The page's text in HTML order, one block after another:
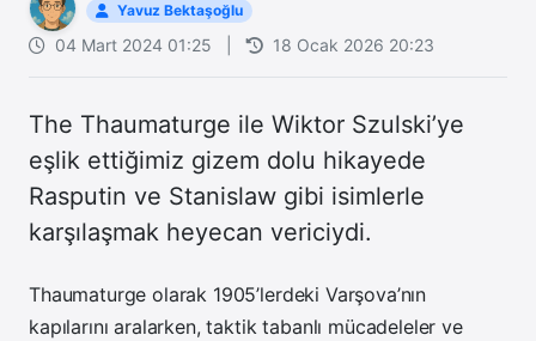
Yavuz Bektaşoğlu
04 Mart 2024 01:25 18 Ocak 2026 20:23
The Thaumaturge ile Wiktor Szulski’ye
eşlik ettiğimiz gizem dolu hikayede
Rasputin ve Stanislaw gibi isimlerle
karşılaşmak heyecan vericiydi.
Thaumaturge olarak 1905’lerdeki Varşova’nın
kapılarını aralarken, taktik tabanlı mücadeleler ve